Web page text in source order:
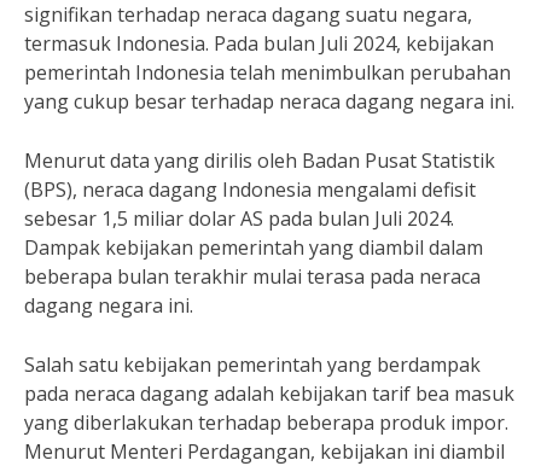
signifikan terhadap neraca dagang suatu negara,
termasuk Indonesia. Pada bulan Juli 2024, kebijakan
pemerintah Indonesia telah menimbulkan perubahan
yang cukup besar terhadap neraca dagang negara ini.
Menurut data yang dirilis oleh Badan Pusat Statistik
(BPS), neraca dagang Indonesia mengalami defisit
sebesar 1,5 miliar dolar AS pada bulan Juli 2024.
Dampak kebijakan pemerintah yang diambil dalam
beberapa bulan terakhir mulai terasa pada neraca
dagang negara ini.
Salah satu kebijakan pemerintah yang berdampak
pada neraca dagang adalah kebijakan tarif bea masuk
yang diberlakukan terhadap beberapa produk impor.
Menurut Menteri Perdagangan, kebijakan ini diambil